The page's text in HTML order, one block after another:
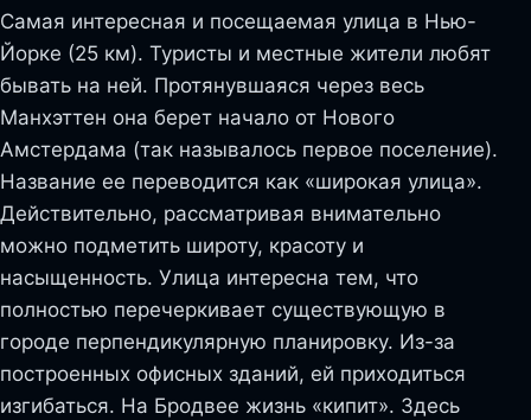
Самая интересная и посещаемая улица в Нью-
Йорке (25 км). Туристы и местные жители любят
бывать на ней. Протянувшаяся через весь
Манхэттен она берет начало от Нового
Амстердама (так называлось первое поселение).
Название ее переводится как «широкая улица».
Действительно, рассматривая внимательно
можно подметить широту, красоту и
насыщенность. Улица интересна тем, что
полностью перечеркивает существующую в
городе перпендикулярную планировку. Из-за
построенных офисных зданий, ей приходиться
изгибаться. На Бродвее жизнь «кипит». Здесь